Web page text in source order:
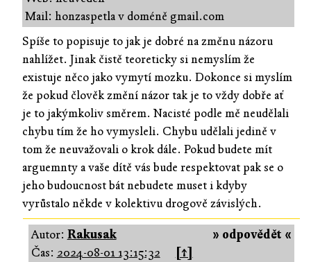
Mail: honzaspetla v doméně gmail.com
Spíše to popisuje to jak je dobré na změnu názoru
nahlížet. Jinak čistě teoreticky si nemyslím že
existuje něco jako vymytí mozku. Dokonce si myslím
že pokud člověk změní názor tak je to vždy dobře ať
je to jakýmkoliv směrem. Nacisté podle mě neudělali
chybu tím že ho vymysleli. Chybu udělali jedině v
tom že neuvažovali o krok dále. Pokud budete mít
arguemnty a vaše dítě vás bude respektovat pak se o
jeho budoucnost bát nebudete muset i kdyby
vyrůstalo někde v kolektivu drogově závislých.
» odpovědět «
Autor: Rakusak
Čas: 2024-08-01 13:15:32
[↑]